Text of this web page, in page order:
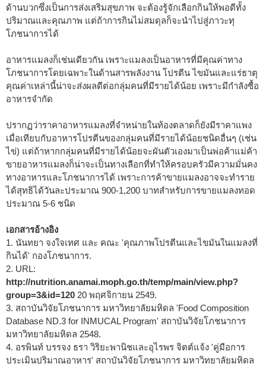
ด้านบวกซึ่งเป็นการส่งเสริมสุขภาพ จะต้องรู้จักเลือกกินให้พอดีทั้ง
ปริมาณและคุณภาพ แต่ถ้าการกินไม่สมดุลก็จะนำไปสู่ภาวะทุ
โภชนาการได้
อาหารแมลงก็เช่นเดียวกัน เพราะแมลงเป็นอาหารที่มีคุณค่าทาง
โภชนาการโดยเฉพาะในด้านสารพลังงาน โปรตีน ไขมันและแร่ธาตุ
คุณค่าเหล่านี้น่าจะส่งผลดีต่อกลุ่มคนที่มีรายได้น้อย เพราะมีกำลังซื้อ
อาหารจำกัด
ปรากฏว่าราคาอาหารแมลงที่จำหน่ายในท้องตลาดก็ยังมีราคาแพง
เมื่อเทียบกับอาหารโปรตีนของกลุ่มคนที่มีรายได้น้อยชนิดอื่นๆ (เช่น
ไข่) แต่ถ้าหากกลุ่มคนที่มีรายได้น้อยจะผันตัวเองมาเป็นพ่อค้าแม่ค้า
ขายอาหารแมลงก็น่าจะเป็นทางเลือกที่ทำให้ครอบครัวมีความมั่นคง
ทางอาหารและโภชนาการได้ เพราะการค้าขายแมลงอาจจะทำราย
ได้สุทธิได้วันละประมาณ 900-1,200 บาทสำหรับการขายแมลงทอด
ประมาณ 5-6 ชนิด
เอกสารอ้างอิง
1. นันทยา จงใจเทศ และ คณะ 'คุณภาพโปรตีนและไขมันในแมลงที่
กินได้' กองโภชนาการ.
2. URL:
http://nutrition.anamai.moph.go.th/temp/main/view.php?
group=3&id=120 20 พฤศจิกายน 2549.
3. สถาบันวิจัยโภชนาการ มหาวิทยาลัยมหิดล 'Food Composition
Database ND.3 for INMUCAL Program' สถาบันวิจัยโภชนาการ
มหาวิทยาลัยมหิดล 2548.
4. อรพินท์ บรรจง ธรา วิริยะพานิชและอุไรพร จิตต์แจ้ง 'คู่มือการ
ประเมินปริมาณอาหาร' สถาบันวิจัยโภชนาการ มหาวิทยาลัยมหิดล